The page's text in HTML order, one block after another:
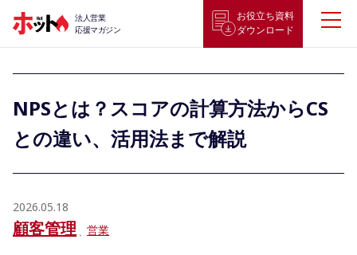
法人営業
応援マガジン
お役立ち資料
ダウンロード
NPSとは？スコアの計算方法からCS
との違い、活用法まで解説
2026.05.18
顧客管理 営業